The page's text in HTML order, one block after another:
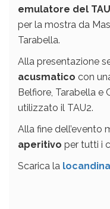
emulatore del
per la mostra da
Tarabella.
Alla presentazione
acusmatico con
Belfiore, Tarabella e
utilizzato il TAU2.
Alla fine dell’evento
aperitivo per tutti i
Scarica la locandina